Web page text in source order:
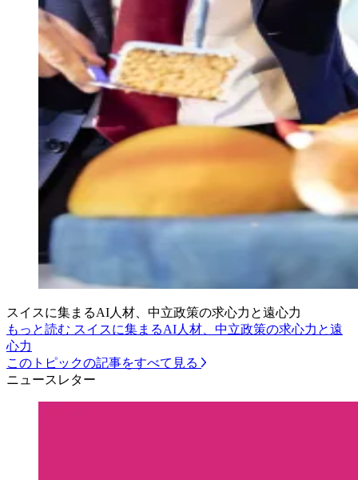
スイスに集まるAI人材、中立政策の求心力と遠心力
もっと読む スイスに集まるAI人材、中立政策の求心力と遠
心力
このトピックの記事をすべて見る
ニュースレター